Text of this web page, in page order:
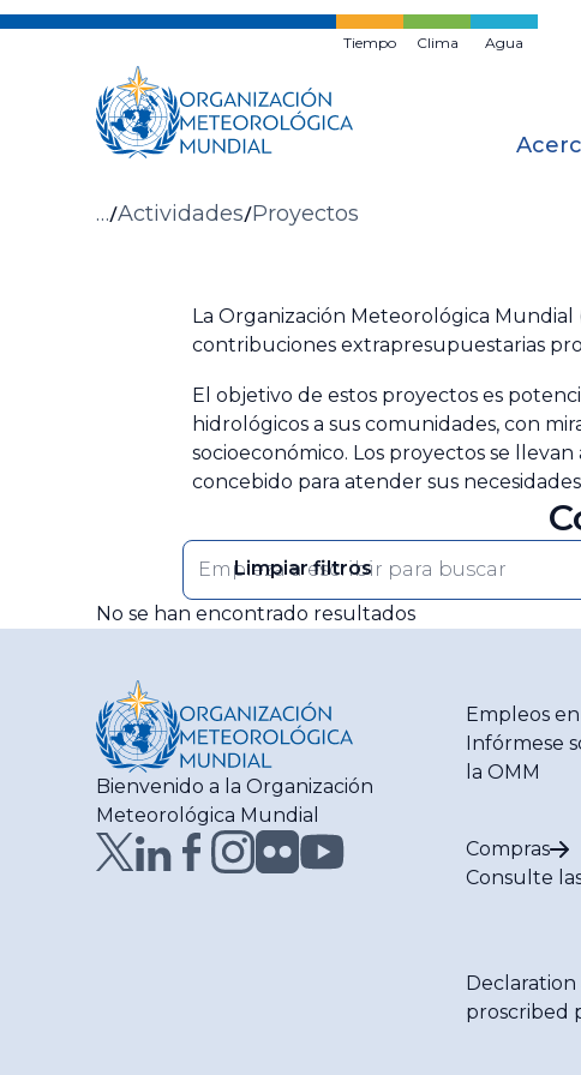
Ir
Tiempo Clima Agua
Migas
… Actividades Proyectos
La Organización Meteorológica
contribuciones extrapresupuestarias
El objetivo de estos proyectos es
hidrológicos a sus comunidades, con
socioeconómico. Los proyectos se
concebido para atender sus
Enter
keyword
The
automatically
refresh
as
filter
values
change.
Limpiar filtros
No se han encontrado resultados
Bienvenido a la Organización
Meteorológica Mundial
Empleos
Infórmese
la OMM
Compras
Consulte
proscribed